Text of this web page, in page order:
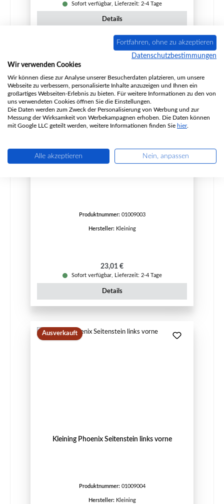
Sofort verfügbar, Lieferzeit: 2-4 Tage
Details
Nur 2 auf Lager!
Produktnummer: 01009003
Hersteller: Kleining
Regulärer Preis:
23,01 €
Sofort verfügbar, Lieferzeit: 2-4 Tage
Details
Ausverkauft
Kleining Phoenix Seitenstein links vorne
Produktnummer: 01009004
Hersteller: Kleining
Fortfahren, ohne zu akzeptieren
Datenschutzbestimmungen
Wir verwenden Cookies
Wir können diese zur Analyse unserer Besucherdaten platzieren, um unsere
Webseite zu verbessern, personalisierte Inhalte anzuzeigen und Ihnen ein
großartiges Webseiten-Erlebnis zu bieten. Für weitere Informationen zu den von
uns verwendeten Cookies öffnen Sie die Einstellungen.
Die Daten werden zum Zweck der Personalisierung von Werbung und zur
Messung der Wirksamkeit von Werbekampagnen erhoben. Die Daten können
mit Google LLC geteilt werden, weitere Informationen finden Sie hier.
Alle akzeptieren Nein, anpassen